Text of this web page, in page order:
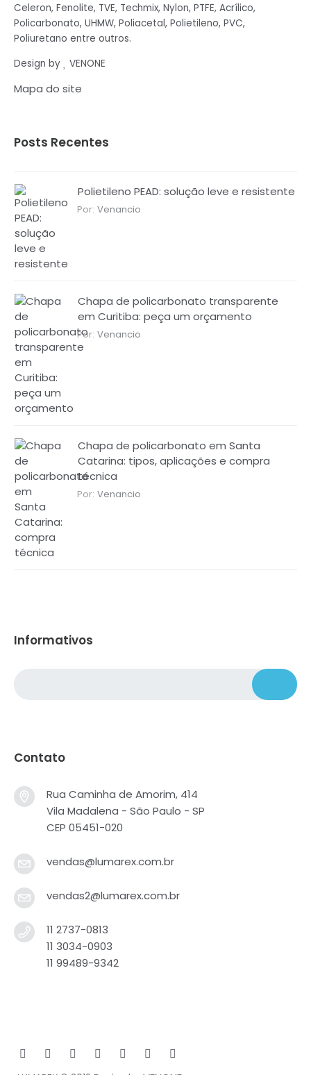
Celeron, Fenolite, TVE, Techmix, Nylon, PTFE, Acrílico,
Policarbonato, UHMW, Poliacetal, Polietileno, PVC,
Poliuretano entre outros.
Design by
VENONE
Mapa do site
Posts Recentes
Polietileno PEAD: solução leve e resistente
Por: Venancio
Chapa de policarbonato transparente
em Curitiba: peça um orçamento
Por: Venancio
Chapa de policarbonato em Santa
Catarina: tipos, aplicações e compra
técnica
Por: Venancio
Informativos
Contato
Rua Caminha de Amorim, 414
Vila Madalena - São Paulo - SP
CEP 05451-020
vendas@lumarex.com.br
vendas2@lumarex.com.br
11 2737-0813
11 3034-0903
11 99489-9342